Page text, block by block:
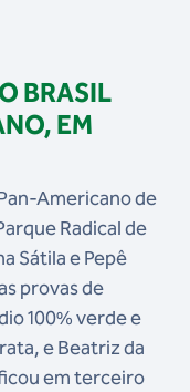
BRASIL
EM
Americano de
Radical de
Sátila e Pepê
provas de
100% verde e
e Beatriz da
em terceiro